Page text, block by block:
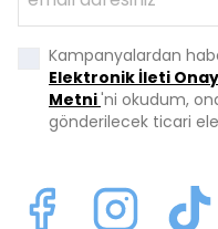
Kampanyalardan
Elektronik İleti
Metni'ni okudum,
gönderilecek ticari